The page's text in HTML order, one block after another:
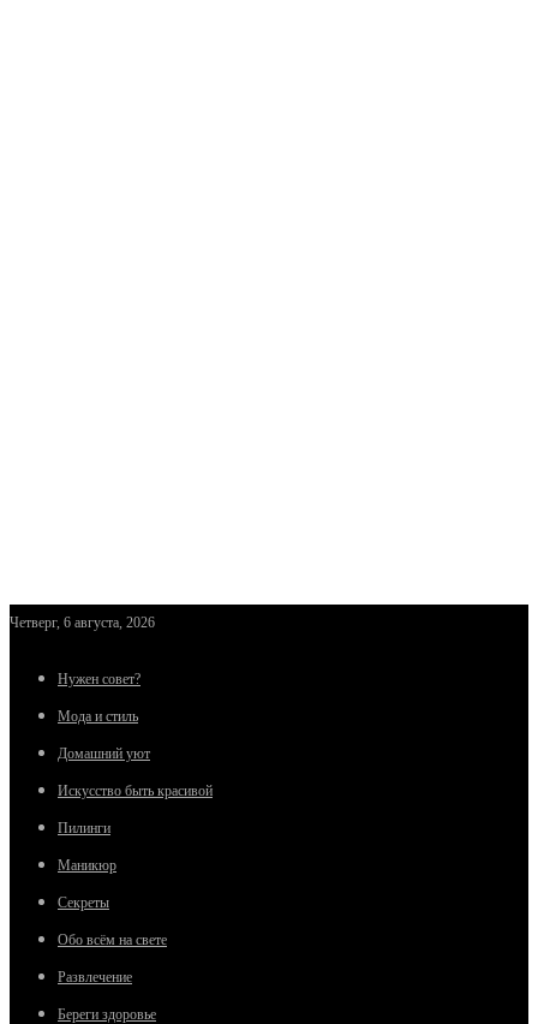
Четверг, 6 августа, 2026
Нужен совет?
Мода и стиль
Домашний уют
Искусство быть красивой
Пилинги
Маникюр
Секреты
Обо всём на свете
Развлечение
Береги здоровье